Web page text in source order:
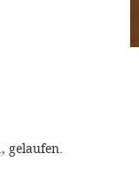
, gelaufen